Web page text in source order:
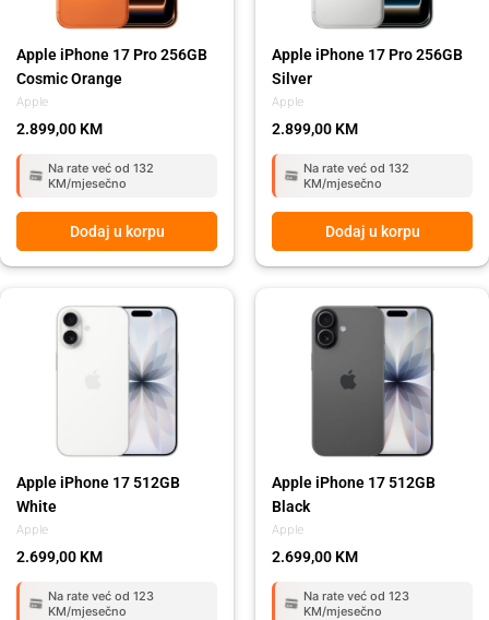
Apple
Apple iPhone 17 Pro 256GB
Cosmic Orange
2.899,00 KM
Na rate već od 132
KM/mjesečno
Dodaj u korpu
Apple
Apple iPhone 17 Pro 256GB
Silver
2.899,00 KM
Na rate već od 132
KM/mjesečno
Dodaj u korpu
Apple
Apple iPhone 17 512GB
White
2.699,00 KM
Na rate već od 123
KM/mjesečno
Apple
Apple iPhone 17 512GB
Black
2.699,00 KM
Na rate već od 123
KM/mjesečno